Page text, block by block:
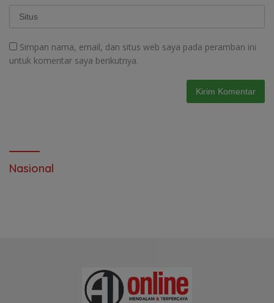
Simpan nama, email, dan situs web saya pada peramban ini
untuk komentar saya berikutnya.
Nasional